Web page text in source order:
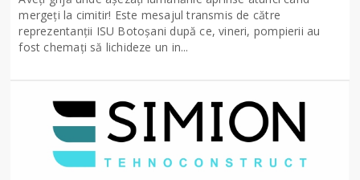
mergeți la cimitir! Este mesajul transmis de către
reprezentanții ISU Botoșani după ce, vineri, pompierii au
fost chemați să lichideze un in...